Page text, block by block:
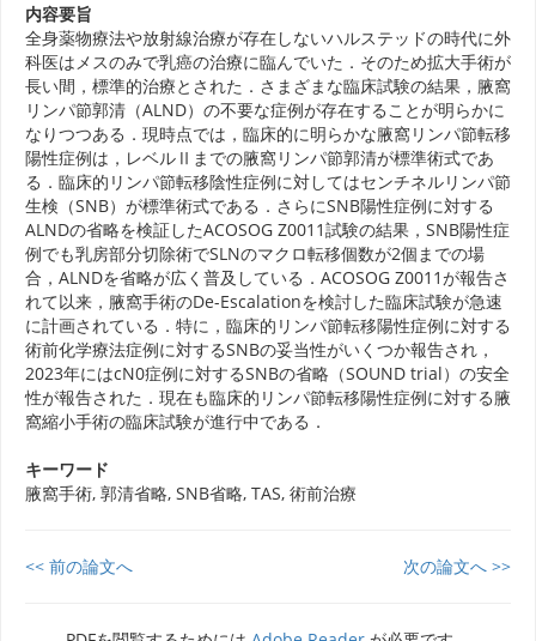
内容要旨
全身薬物療法や放射線治療が存在しないハルステッドの時代に外
科医はメスのみで乳癌の治療に臨んでいた．そのため拡大手術が
長い間，標準的治療とされた．さまざまな臨床試験の結果，腋窩
リンパ節郭清（ALND）の不要な症例が存在することが明らかに
なりつつある．現時点では，臨床的に明らかな腋窩リンパ節転移
陽性症例は，レベルⅡまでの腋窩リンパ節郭清が標準術式であ
る．臨床的リンパ節転移陰性症例に対してはセンチネルリンパ節
生検（SNB）が標準術式である．さらにSNB陽性症例に対する
ALNDの省略を検証したACOSOG Z0011試験の結果，SNB陽性症
例でも乳房部分切除術でSLNのマクロ転移個数が2個までの場
合，ALNDを省略が広く普及している．ACOSOG Z0011が報告さ
れて以来，腋窩手術のDe-Escalationを検討した臨床試験が急速
に計画されている．特に，臨床的リンパ節転移陽性症例に対する
術前化学療法症例に対するSNBの妥当性がいくつか報告され，
2023年にはcN0症例に対するSNBの省略（SOUND trial）の安全
性が報告された．現在も臨床的リンパ節転移陽性症例に対する腋
窩縮小手術の臨床試験が進行中である．
キーワード
腋窩手術, 郭清省略, SNB省略, TAS, 術前治療
<< 前の論文へ 次の論文へ >>